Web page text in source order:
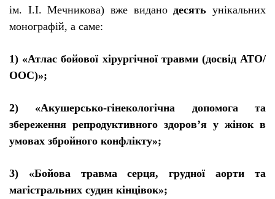
ім. І.І. Мечникова) вже видано десять унікальних
монографій, а саме:
1) «Атлас бойової хірургічноїтравми (досвід АТО/
ООС)»;
2) «Акушерсько-гінекологічна допомога та
збереження репродуктивного здоров’я у жінок в
умовах збройного конфлікту»;
3) «Бойова травма серця, грудної аорти та
магістральних судин кінцівок»;